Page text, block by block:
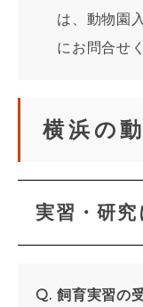
は、動物園
にお問合せ
横浜の
実習・研
飼育実習の